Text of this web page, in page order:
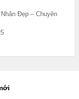
Đẹp – Chuyên